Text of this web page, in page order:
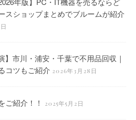
スショップまとめでブルームが紹介
】市川・浦安・千葉で不用品回収｜
コツもご紹介 2026年3月28日
ご紹介！！ 2025年5月2日